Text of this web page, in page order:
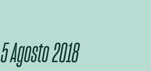
5 Agosto 2018